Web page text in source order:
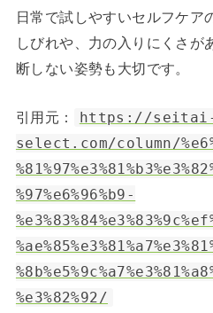
日常で試しやすいセルフケア
しびれや、力の入りにくさが
断しない姿勢も大切です。
引用元：
https://seitai-
select.com/column/
%97%e6%96%b9-
%e3%82%92/